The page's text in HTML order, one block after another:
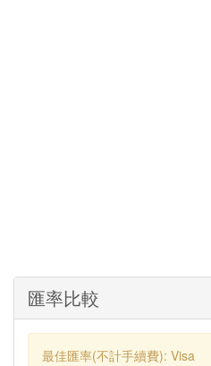
匯率比較
最佳匯率(不計手續費): Visa